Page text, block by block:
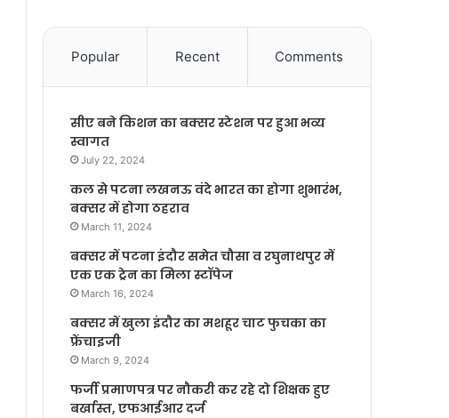
Popular Recent Comments
सीए बने किशन का बक्सर स्टेशन पर हुआ भव्य
स्वागत
July 22, 2024
कल से पटना लखनऊ वंदे भारत का होगा शुभारंभ,
बक्सर में होगा ठहराव
March 11, 2024
बक्सर में पटना इंदौर समेत चौसा व रघुनाथपुर में
एक एक ट्रेन का मिला स्टॉपेज
March 16, 2024
बक्सर में खुला इंदौर का मशहूर चाट फुचका का
फ्रेंचाइजी
March 9, 2024
फर्जी प्रमाणपत्र पर नौकरी कर रहे दो शिक्षक हुए
बर्खास्त, एफआईआर दर्ज